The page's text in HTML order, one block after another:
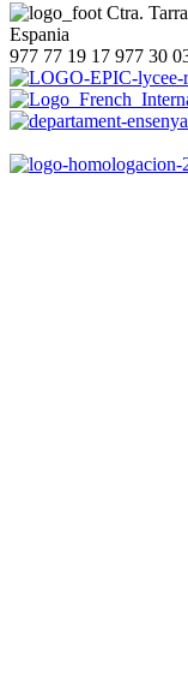
Ctra.
Espania
977 77 19 17 977 30